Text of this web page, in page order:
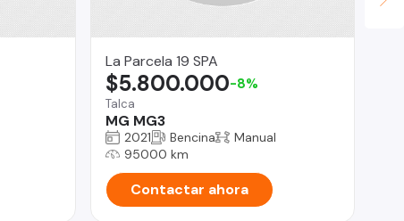
La Parcela 19 SPA
Talca
MG MG3
$5.800.000-8%
2021 Bencina
Manual
95000 km
Contactar ahora